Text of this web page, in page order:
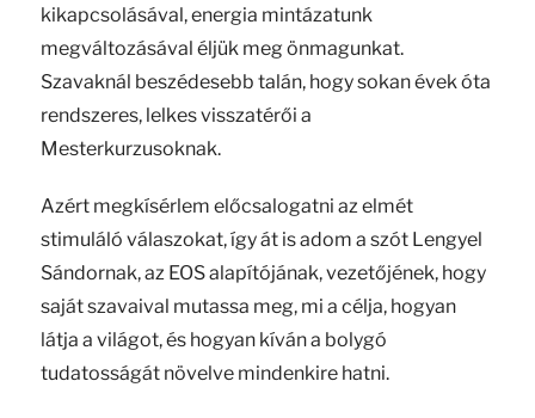
kikapcsolásával, energia mintázatunk
megváltozásával éljük meg önmagunkat.
Szavaknál beszédesebb talán, hogy sokan évek óta
rendszeres, lelkes visszatérői a
Mesterkurzusoknak.
Azért megkísérlem előcsalogatni az elmét
stimuláló válaszokat, így át is adom a szót Lengyel
Sándornak, az EOS alapítójának, vezetőjének, hogy
saját szavaival mutassa meg, mi a célja, hogyan
látja a világot, és hogyan kíván a bolygó
tudatosságát növelve mindenkire hatni.